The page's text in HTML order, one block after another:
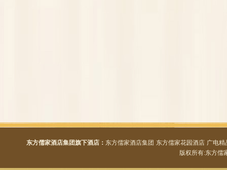
东方儒家酒店集团旗下酒店： 东方儒家酒店集团 东方儒家花园酒店 广电精
版权所有:东方